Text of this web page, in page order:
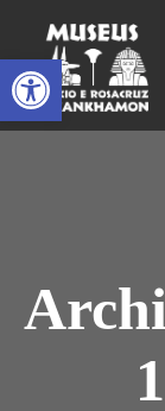
Abrir a